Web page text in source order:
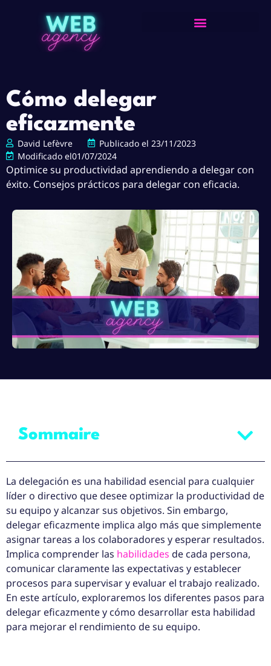
Cómo delegar
eficazmente
David Lefèvre Publicado el 23/11/2023
Modificado el01/07/2024
Optimice su productividad aprendiendo a delegar con
éxito. Consejos prácticos para delegar con eficacia.
Sommaire
La delegación es una habilidad esencial para cualquier
líder o directivo que desee optimizar la productividad de
su equipo y alcanzar sus objetivos. Sin embargo,
delegar eficazmente implica algo más que simplemente
asignar tareas a los colaboradores y esperar resultados.
Implica comprender las habilidades de cada persona,
comunicar claramente las expectativas y establecer
procesos para supervisar y evaluar el trabajo realizado.
En este artículo, exploraremos los diferentes pasos para
delegar eficazmente y cómo desarrollar esta habilidad
para mejorar el rendimiento de su equipo.